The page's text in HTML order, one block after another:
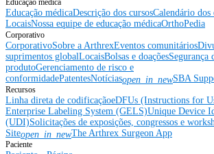
Educação médica
Educação médicaDescrição dos cursosCalendário dos
LocaisNossa equipe de educação médicaOrthoPedia
Corporativo
CorporativoSobre a ArthrexEventos comunitários
suprimentos globalLocaisBolsas e doaçõesSegurança
produtoGerenciamento de risco e
conformidadePatentesNotíciasopen_in_newSBA
Recursos
Linha direta de codificaçãoeDFUs (Instructions for
Enterprise Labeling System (GELS)Unique Device
(UDI)Solicitações de exposições, congressos e
Siteopen_in_newThe Arthrex Surgeon App
Paciente